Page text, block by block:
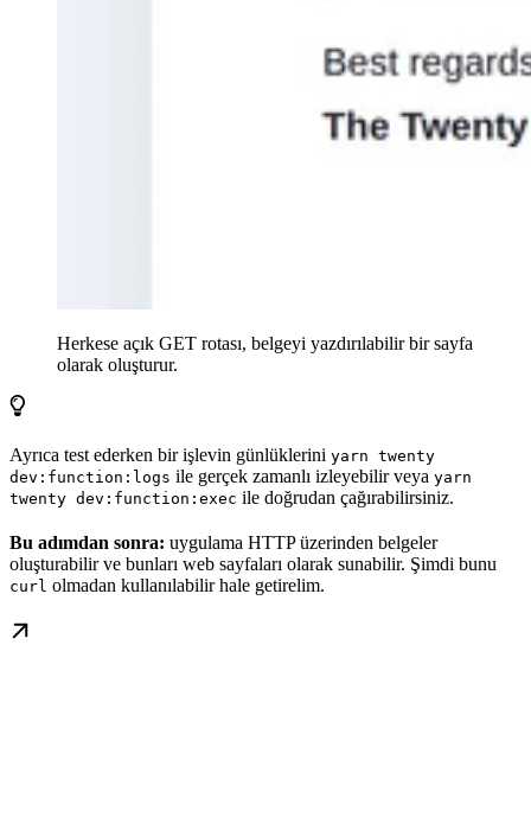
Herkese açık GET rotası, belgeyi yazdırılabilir bir sayfa
olarak oluşturur.
Ayrıca test ederken bir işlevin günlüklerini yarn twenty
dev:function:logs ile gerçek zamanlı izleyebilir veya yarn
twenty dev:function:exec ile doğrudan çağırabilirsiniz.
Bu adımdan sonra: uygulama HTTP üzerinden belgeler
oluşturabilir ve bunları web sayfaları olarak sunabilir. Şimdi bunu
curl olmadan kullanılabilir hale getirelim.